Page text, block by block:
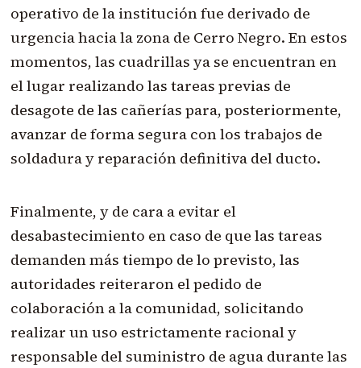
operativo de la institución fue derivado de
urgencia hacia la zona de Cerro Negro. En estos
momentos, las cuadrillas ya se encuentran en
el lugar realizando las tareas previas de
desagote de las cañerías para, posteriormente,
avanzar de forma segura con los trabajos de
soldadura y reparación definitiva del ducto.
Finalmente, y de cara a evitar el
desabastecimiento en caso de que las tareas
demanden más tiempo de lo previsto, las
autoridades reiteraron el pedido de
colaboración a la comunidad, solicitando
realizar un uso estrictamente racional y
responsable del suministro de agua durante las